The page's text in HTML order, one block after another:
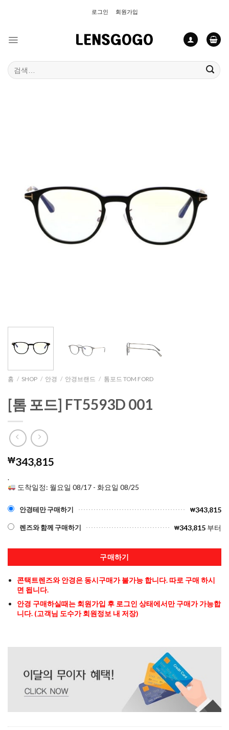
로그인 회원가입
검
색:
홈 / SHOP / 안경 / 안경브랜드 / 톰포드 TOM FORD
[톰 포드] FT5593D 001
₩343,815
.
도착일정: 월요일 08/17 - 화요일 08/25
안경테만 구매하기 ₩343,815
렌즈와 함께 구매하기 ₩343,815 부터
구매하기
콘택트렌즈와 안경은 동시구매가 불가능 합니다. 따로 구매 하시
면 됩니다.
안경 구매하실때는 회원가입 후 로그인 상태에서만 구매가 가능합
니다. (고객님 도수가 회원정보 내 저장)